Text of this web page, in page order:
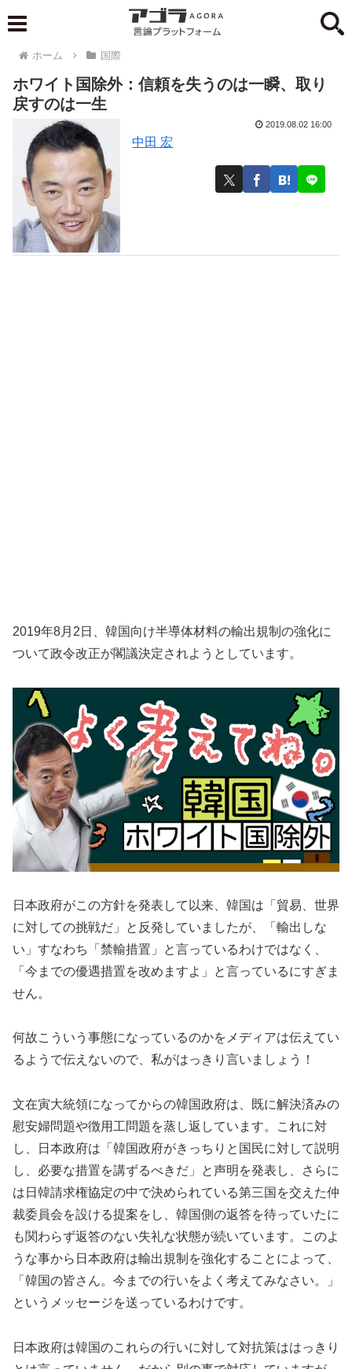
ホーム 国際
ホワイト国除外：信頼を失うのは一瞬、取り
戻すのは一生
中田 宏
2019.08.02 16:00
2019年8月2日、韓国向け半導体材料の輸出規制の強化に
ついて政令改正が閣議決定されようとしています。
日本政府がこの方針を発表して以来、韓国は「貿易、世界
に対しての挑戦だ」と反発していましたが、「輸出しな
い」すなわち「禁輸措置」と言っているわけではなく、
「今までの優遇措置を改めますよ」と言っているにすぎま
せん。
何故こういう事態になっているのかをメディアは伝えてい
るようで伝えないので、私がはっきり言いましょう！
文在寅大統領になってからの韓国政府は、既に解決済みの
慰安婦問題や徴用工問題を蒸し返しています。これに対
し、日本政府は「韓国政府がきっちりと国民に対して説明
し、必要な措置を講ずるべきだ」と声明を発表し、さらに
は日韓請求権協定の中で決められている第三国を交えた仲
裁委員会を設ける提案をし、韓国側の返答を待っていたに
も関わらず返答のない失礼な状態が続いています。このよ
うな事から日本政府は輸出規制を強化することによって、
「韓国の皆さん。今までの行いをよく考えてみなさい。」
というメッセージを送っているわけです。
日本政府は韓国のこれらの行いに対して対抗策ははっきり